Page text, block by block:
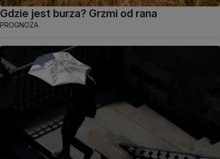
Gdzie jest burza? Grzmi od rana
PROGNOZA